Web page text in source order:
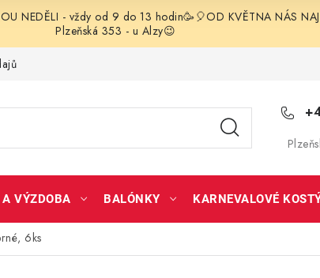
NEDĚLI - vždy od 9 do 13 hodin🥳🎈OD KVĚTNA NÁS
Plzeňská 353 - u Alzy😉
A VÝZDOBA BALÓNKY KARNEVALOVÉ
6ks